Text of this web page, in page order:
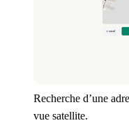
Recherche d’une
vue satellite.